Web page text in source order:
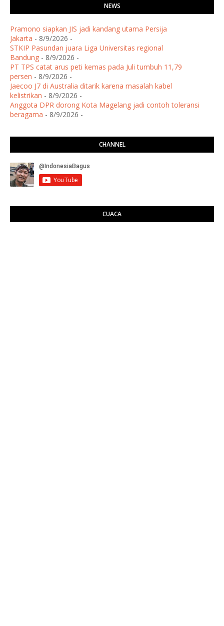
NEWS
Pramono siapkan JIS jadi kandang utama Persija
Jakarta - 8/9/2026 -
STKIP Pasundan juara Liga Universitas regional
Bandung - 8/9/2026 -
PT TPS catat arus peti kemas pada Juli tumbuh 11,79
persen - 8/9/2026 -
Jaecoo J7 di Australia ditarik karena masalah kabel
kelistrikan - 8/9/2026 -
Anggota DPR dorong Kota Magelang jadi contoh toleransi
beragama - 8/9/2026 -
CHANNEL
CUACA